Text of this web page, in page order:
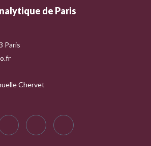
de Paris
Paris
Chervet